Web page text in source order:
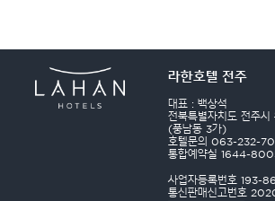
라한호텔 전주
대표 : 백상석
전북특별자치도 전주
(풍남동 3가)
호텔문의 063-232-
통합예약실 1644-
사업자등록번호 193-
통신판매신고번호